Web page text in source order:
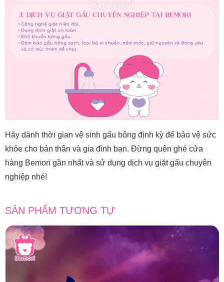
Hãy dành thời gian vệ sinh gấu bông định kỳ để bảo vệ sức
khỏe cho bản thân và gia đình bạn. Đừng quên ghé cửa
hàng Bemori gần nhất và sử dụng dịch vụ giặt gấu chuyên
nghiệp nhé!
SẢN PHẨM TƯƠNG TỰ